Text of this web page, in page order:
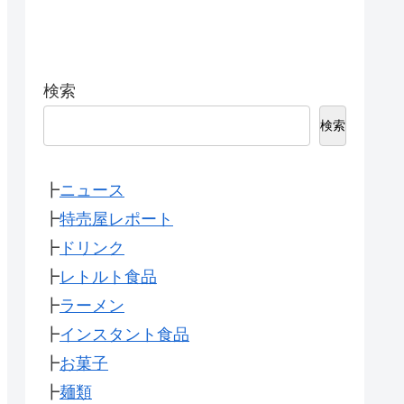
検索
検索
┣ニュース
┣特売屋レポート
┣ ドリンク
┣レトルト食品
┣ラーメン
┣インスタント食品
┣お菓子
┣麺類